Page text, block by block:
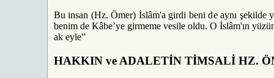
Bu insan (Hz. Ömer) İslâm'a girdi beni de aynı şekilde
benim de Kâbe’ye girmeme vesile oldu. O İslâm'ın
ak eyle”
HAKKIN ve ADALETİN TİMSALİ HZ.